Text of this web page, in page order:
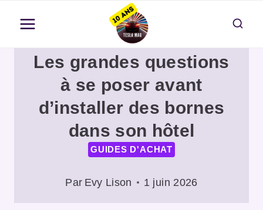
contenu
Les grandes questions
à se poser avant
d’installer des bornes
dans son hôtel
GUIDES D'ACHAT
Par Evy Lison 1 juin 2026